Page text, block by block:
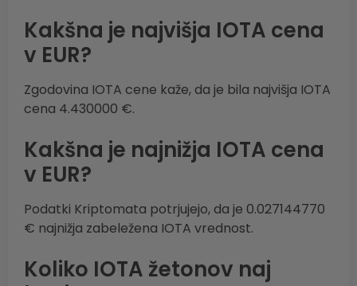
Kakšna je najvišja IOTA cena
v EUR?
Zgodovina IOTA cene kaže, da je bila najvišja IOTA
cena 4.430000 €.
Kakšna je najnižja IOTA cena
v EUR?
Podatki Kriptomata potrjujejo, da je 0.027144770
€ najnižja zabeležena IOTA vrednost.
Koliko IOTA žetonov naj